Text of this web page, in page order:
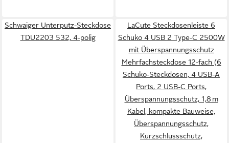
Schwaiger Unterputz-Steckdose
TDU2203 532, 4-polig
LaCute Steckdosenleiste 6
Schuko 4 USB 2 Type-C 2500W
mit Überspannungsschutz
Mehrfachsteckdose 12-fach (6
Schuko-Steckdosen, 4 USB-A
Ports, 2 USB-C Ports,
Überspannungsschutz, 1,8 m
Kabel, kompakte Bauweise,
Überspannungsschutz,
Kurzschlussschutz,